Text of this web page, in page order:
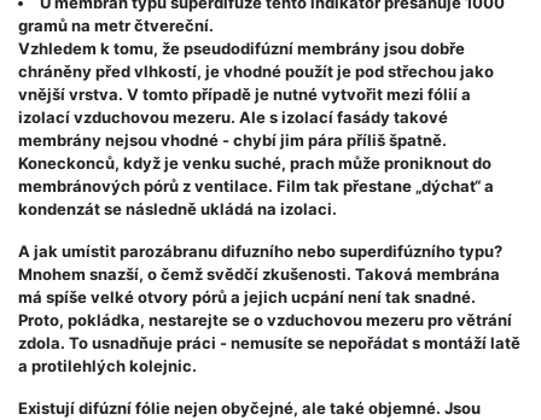
gramů na metr čtvereční.
Vzhledem k tomu, že pseudodifúzní membrány jsou dobře
chráněny před vlhkostí, je vhodné použít je pod střechou jako
vnější vrstva. V tomto případě je nutné vytvořit mezi fólií a
izolací vzduchovou mezeru. Ale s izolací fasády takové
membrány nejsou vhodné - chybí jim pára příliš špatně.
Koneckonců, když je venku suché, prach může proniknout do
membránových pórů z ventilace. Film tak přestane „dýchat“ a
kondenzát se následně ukládá na izolaci.
A jak umístit parozábranu difuzního nebo superdifúzního typu?
Mnohem snazší, o čemž svědčí zkušenosti. Taková membrána
má spíše velké otvory pórů a jejich ucpání není tak snadné.
Proto, pokládka, nestarejte se o vzduchovou mezeru pro větrání
zdola. To usnadňuje práci - nemusíte se nepořádat s montáží latě
a protilehlých kolejnic.
Existují difúzní fólie nejen obyčejné, ale také objemné. Jsou